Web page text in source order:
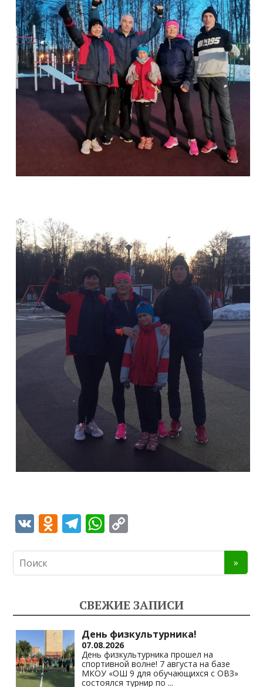
V O
o
as
s
ni
ki
T
gr
a
m
W
s
A
p
p
y
Li
n
k
СВЕЖИЕ ЗАПИСИ
День физкультурника!
07.08.2026
День физкультурника прошел на
спортивной волне! 7 августа на базе
МКОУ «ОШ 9 для обучающихся с ОВЗ»
состоялся турнир по ...